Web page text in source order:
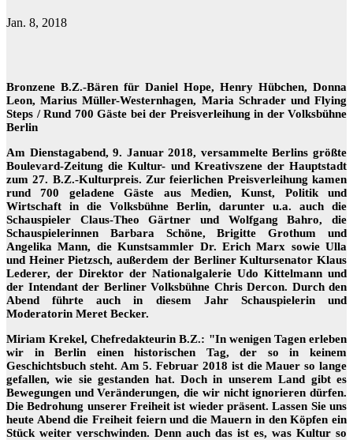
Jan. 8, 2018
Bronzene B.Z.-Bären für Daniel Hope, Henry Hübchen, Donna
Leon, Marius Müller-Westernhagen, Maria Schrader und Flying
Steps / Rund 700 Gäste bei der Preisverleihung in der Volksbühne
Berlin
Am Dienstagabend, 9. Januar 2018, versammelte Berlins größte
Boulevard-Zeitung die Kultur- und Kreativszene der Hauptstadt
zum 27. B.Z.-Kulturpreis. Zur feierlichen Preisverleihung kamen
rund 700 geladene Gäste aus Medien, Kunst, Politik und
Wirtschaft in die Volksbühne Berlin, darunter u.a. auch die
Schauspieler Claus-Theo Gärtner und Wolfgang Bahro, die
Schauspielerinnen Barbara Schöne, Brigitte Grothum und
Angelika Mann, die Kunstsammler Dr. Erich Marx sowie Ulla
und Heiner Pietzsch, außerdem der Berliner Kultursenator Klaus
Lederer, der Direktor der Nationalgalerie Udo Kittelmann und
der Intendant der Berliner Volksbühne Chris Dercon. Durch den
Abend führte auch in diesem Jahr Schauspielerin und
Moderatorin Meret Becker.
Miriam Krekel, Chefredakteurin B.Z.: "In wenigen Tagen erleben
wir in Berlin einen historischen Tag, der so in keinem
Geschichtsbuch steht. Am 5. Februar 2018 ist die Mauer so lange
gefallen, wie sie gestanden hat. Doch in unserem Land gibt es
Bewegungen und Veränderungen, die wir nicht ignorieren dürfen.
Die Bedrohung unserer Freiheit ist wieder präsent. Lassen Sie uns
heute Abend die Freiheit feiern und die Mauern in den Köpfen ein
Stück weiter verschwinden. Denn auch das ist es, was Kultur so